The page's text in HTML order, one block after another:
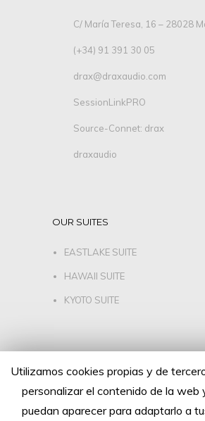
C/ María Teresa, 16 – 28028
(+34) 91 391 30 05
drax@draxaudio.com
SessionLinkPRO
Source-Connet: drax
draxaudio
OUR SUITES
EASTLAKE SUITE
HAWAII SUITE
KYOTO SUITE
Utilizamos cookies propias y de
personalizar el contenido de la web
puedan aparecer para adaptarlo a